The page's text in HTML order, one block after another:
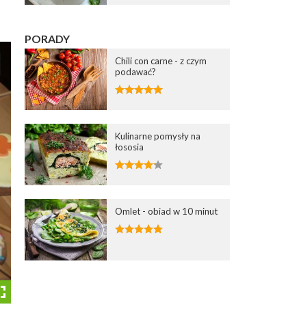
PORADY
Chili con carne - z czym
podawać?
Kulinarne pomysły na
łososia
Omlet - obiad w 10 minut